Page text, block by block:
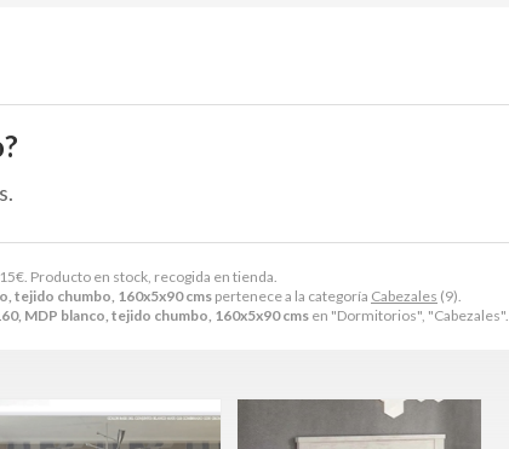
€. Producto en stock, recogida en tienda.
tejido chumbo, 160x5x90 cms pertenece a la categoría Cabezales (9).
MDP blanco, tejido chumbo, 160x5x90 cms en "Dormitorios", "Cabezales".